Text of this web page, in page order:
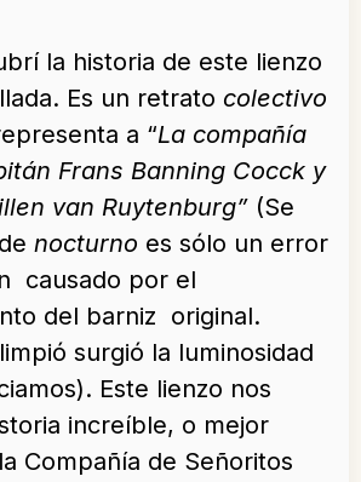
la historia de este lienzo
Es un retrato colectivo
a “La compañía
Frans Banning Cocck y
van Ruytenburg” (Se
nocturno es sólo un error
causado por el
del barniz original.
surgió la luminosidad
Este lienzo nos
increíble, o mejor
Compañía de Señoritos